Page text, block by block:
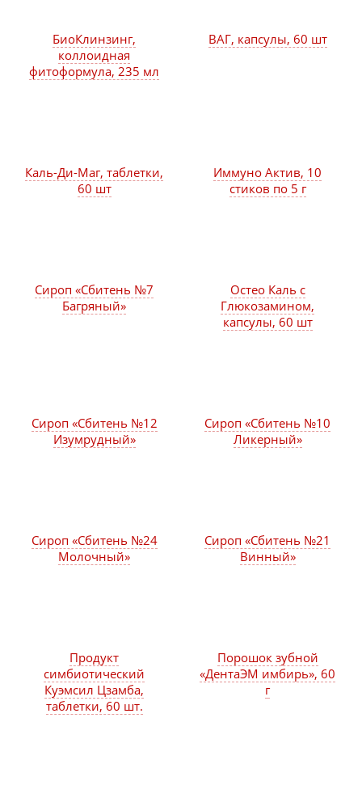
БиоКлинзинг,
коллоидная
фитоформула, 235 мл
ВАГ, капсулы, 60 шт
Иммуно Актив, 10
стиков по 5 г
Каль-Ди-Маг, таблетки,
60 шт
Остео Каль с
Глюкозамином,
капсулы, 60 шт
Сироп «Сбитень №7
Багряный»
Сироп «Сбитень №12
Изумрудный»
Сироп «Сбитень №10
Ликерный»
Сироп «Сбитень №24
Молочный»
Сироп «Сбитень №21
Винный»
Порошок зубной
«ДентаЭМ имбирь», 60
г
Продукт
симбиотический
Куэмсил Цзамба,
таблетки, 60 шт.